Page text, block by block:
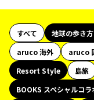
すべて 地球の歩き
aruco 海外
aruco
Resort Style
島旅
BOOKS スペシャルコラ